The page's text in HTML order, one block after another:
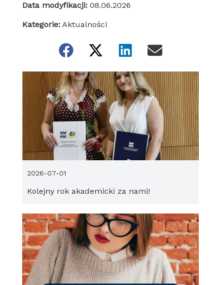
Data modyfikacji: 08.06.2026
Kategorie: Aktualności
Kolejny rok akademicki za nami!
2026-07-01